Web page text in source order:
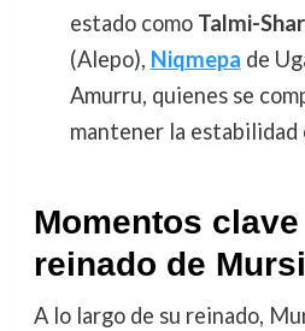
estado como Talmi-
(Alepo), Niqmepa de
Amurru, quienes se
mantener la estabilidad
Momentos
reinado de
A lo largo de su reinado,